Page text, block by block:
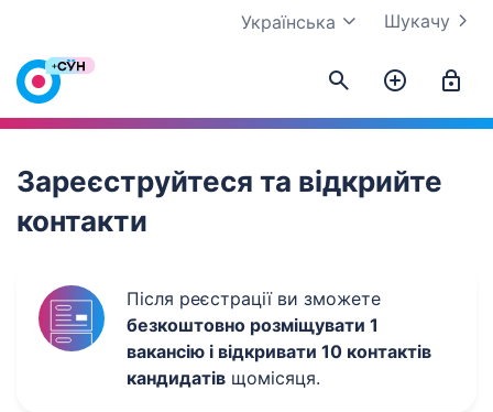
Шукачу
Українська
Work.ua
Зареєструйтеся та відкрийте
контакти
Після реєстрації ви зможете
безкоштовно розміщувати 1
вакансію і відкривати 10 контактів
кандидатів щомісяця.